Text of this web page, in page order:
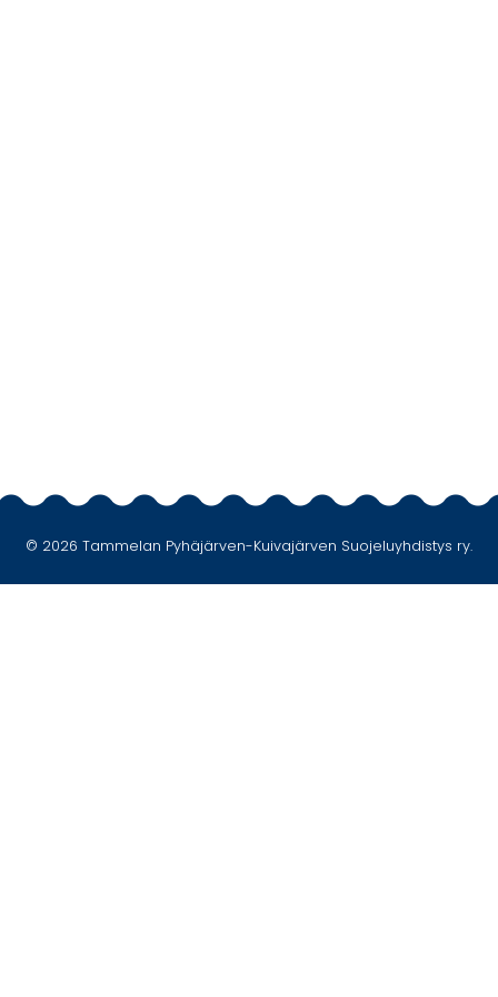
© 2026 Tammelan Pyhäjärven-Kuivajärven Suojeluyhdistys ry.